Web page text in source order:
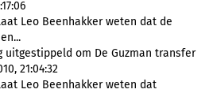
Leo Beenhakker weten dat de
uitgestippeld om De Guzman transfer
21:04:32
Leo Beenhakker weten dat